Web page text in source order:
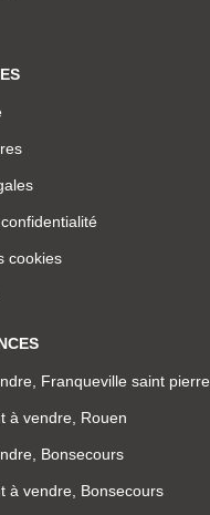
cookies
Franqueville saint pierre
à vendre, Rouen
Bonsecours
à vendre, Bonsecours